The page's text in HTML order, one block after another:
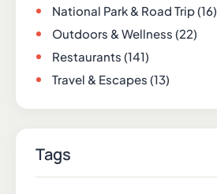
National Park & Road Trip(16)
Outdoors & Wellness (22)
Restaurants (141)
Travel & Escapes (13)
Tags